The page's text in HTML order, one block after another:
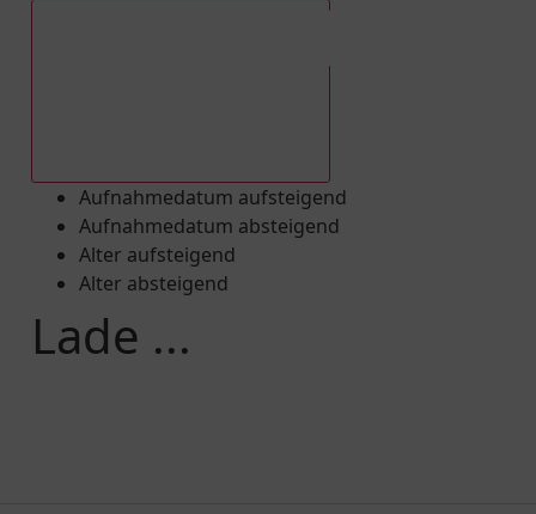
Aufnahmedatum aufsteigend
Aufnahmedatum absteigend
Alter aufsteigend
Alter absteigend
Lade ...